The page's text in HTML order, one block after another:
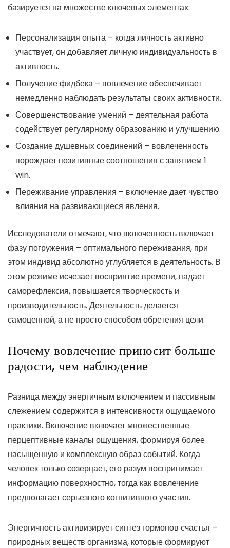
базируется на множестве ключевых элементах:
Персонализация опыта – когда личность активно
участвует, он добавляет личную индивидуальность в
активность.
Получение фидбека – вовлечение обеспечивает
немедленно наблюдать результаты своих активности.
Совершенствование умений – деятельная работа
содействует регулярному образованию и улучшению.
Создание душевных соединений – вовлеченность
порождает позитивные соотношения с занятием 1
win.
Переживание управления – включение дает чувство
влияния на развивающиеся явления.
Исследователи отмечают, что включенность включает
фазу погружения – оптимального переживания, при
этом индивид абсолютно углубляется в деятельность. В
этом режиме исчезает восприятие времени, падает
саморефлексия, повышается творческость и
производительность. Деятельность делается
самоценной, а не просто способом обретения цели.
Почему вовлечение приносит больше
радости, чем наблюдение
Разница между энергичным включением и пассивным
слежением содержится в интенсивности ощущаемого
практики. Включение включает множественные
перцептивные каналы ощущения, формируя более
насыщенную и комплексную образ событий. Когда
человек только созерцает, его разум воспринимает
информацию поверхностно, тогда как вовлечение
предполагает серьезного когнитивного участия.
Энергичность активизирует синтез гормонов счастья –
природных веществ организма, которые формируют